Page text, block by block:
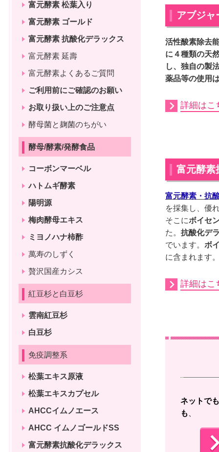
アブジャ
活性酸素除去
に４種類の天
し、独自の製
薬品等の使用
詳細はこ
富元酵素
富元酵素・抗
を採集し、優
そこにボイセ
た。 抗酸化デ
でいます。 ボ
に含まれます
詳細はこ
ネットで
も
富元酵素 松葉入り
富元酵素 ゴールド
富元酵素 抗酸化デラックス
富元酵素 延壽
富元酵素よくあるご質問
ご利用前にご確認のお願い
お取り扱い上のご注意点
酵母菌と麹菌のちがい
酵母/酵素/発酵食品
コーボンマーベル
ハトムギ酵素
陽明源
梅肉酵母エキス
ミヨノハナ柿酢
萬寿のしずく
贅沢国産カシス
紅豆杉と白豆杉
雲南紅豆杉
白豆杉
免疫調整系
松葉エキス原液
松葉エキスカプセル
AHCCイムノエース
AHCC イムノゴールドSS
富元酵素抗酸化デラックス